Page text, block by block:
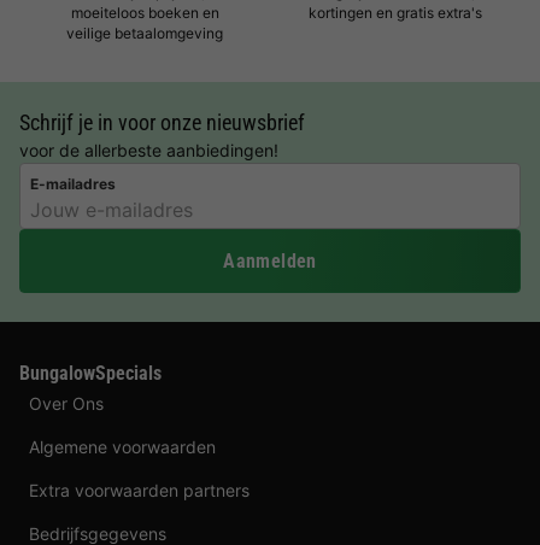
moeiteloos boeken en
veilige betaalomgeving
kortingen en gratis extra's
Schrijf je in voor onze nieuwsbrief
voor de allerbeste aanbiedingen!
E-mailadres
Aanmelden
BungalowSpecials
Over Ons
Algemene voorwaarden
Extra voorwaarden partners
Bedrijfsgegevens